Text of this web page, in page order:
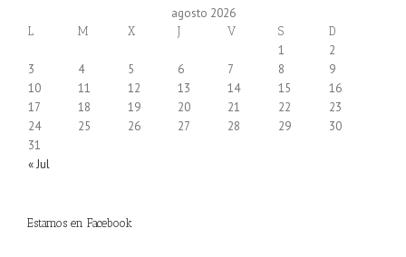
agosto 2026
L M X J V S D
« Jul
1
2
3
4 5 6 7 8
9
10
11 12 13 14 15
16
17
18 19 20 21 22
23
24
25 26 27 28 29
30
31
Estamos en Facebook